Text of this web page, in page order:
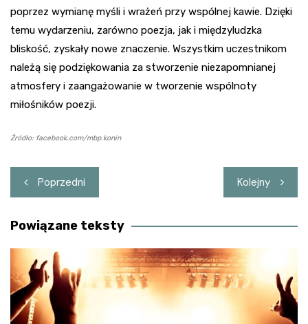
poprzez wymianę myśli i wrażeń przy wspólnej kawie. Dzięki
temu wydarzeniu, zarówno poezja, jak i międzyludzka
bliskość, zyskały nowe znaczenie. Wszystkim uczestnikom
należą się podziękowania za stworzenie niezapomnianej
atmosfery i zaangażowanie w tworzenie wspólnoty
miłośników poezji.
Źródło: facebook.com/mbp.konin
Nawigacja
wpisu
Poprzedni Kolejny
Powiązane teksty